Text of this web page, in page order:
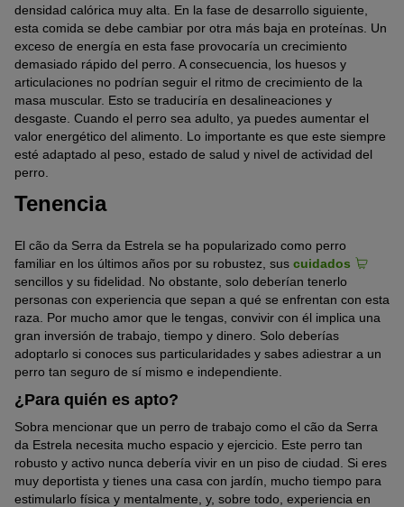
densidad calórica muy alta. En la fase de desarrollo siguiente,
esta comida se debe cambiar por otra más baja en proteínas. Un
exceso de energía en esta fase provocaría un crecimiento
demasiado rápido del perro. A consecuencia, los huesos y
articulaciones no podrían seguir el ritmo de crecimiento de la
masa muscular. Esto se traduciría en desalineaciones y
desgaste. Cuando el perro sea adulto, ya puedes aumentar el
valor energético del alimento. Lo importante es que este siempre
esté adaptado al peso, estado de salud y nivel de actividad del
perro.
Tenencia
El cão da Serra da Estrela se ha popularizado como perro
familiar en los últimos años por su robustez, sus cuidados
sencillos y su fidelidad. No obstante, solo deberían tenerlo
personas con experiencia que sepan a qué se enfrentan con esta
raza. Por mucho amor que le tengas, convivir con él implica una
gran inversión de trabajo, tiempo y dinero. Solo deberías
adoptarlo si conoces sus particularidades y sabes adiestrar a un
perro tan seguro de sí mismo e independiente.
¿Para quién es apto?
Sobra mencionar que un perro de trabajo como el cão da Serra
da Estrela necesita mucho espacio y ejercicio. Este perro tan
robusto y activo nunca debería vivir en un piso de ciudad. Si eres
muy deportista y tienes una casa con jardín, mucho tiempo para
estimularlo física y mentalmente, y, sobre todo, experiencia en